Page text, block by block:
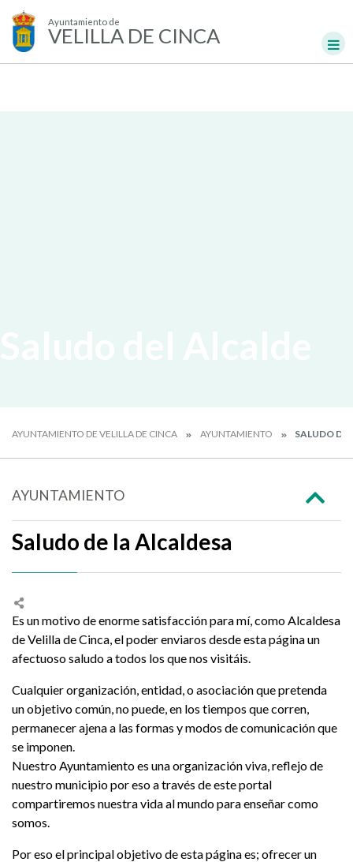
Ayuntamiento de
VELILLA DE CINCA
AYUNTAMIENTO DE VELILLA DE CINCA AYUNTAMIENTO SALUDO
AYUNTAMIENTO
Saludo de la Alcaldesa
Es un motivo de enorme satisfacción para mí, como Alcaldesa
de Velilla de Cinca, el poder enviaros desde esta página un
afectuoso saludo a todos los que nos visitáis.
Cualquier organización, entidad, o asociación que pretenda
un objetivo común, no puede, en los tiempos que corren,
permanecer ajena a las formas y modos de comunicación que
se imponen.
Nuestro Ayuntamiento es una organización viva, reflejo de
nuestro municipio por eso a través de este portal
compartiremos nuestra vida al mundo para enseñar como
somos.
Por eso el principal objetivo de esta página es; ofrecer un